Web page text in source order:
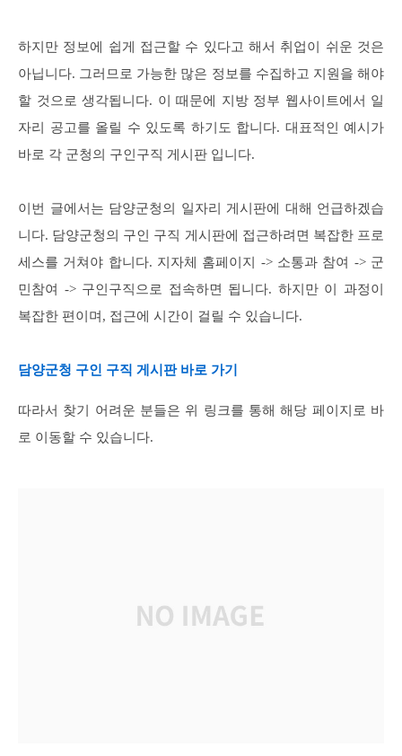
하지만 정보에 쉽게 접근할 수 있다고 해서 취업이 쉬운 것은
아닙니다. 그러므로 가능한 많은 정보를 수집하고 지원을 해야
할 것으로 생각됩니다. 이 때문에 지방 정부 웹사이트에서 일
자리 공고를 올릴 수 있도록 하기도 합니다. 대표적인 예시가
바로 각 군청의 구인구직 게시판 입니다.
이번 글에서는 담양군청의 일자리 게시판에 대해 언급하겠습
니다. 담양군청의 구인 구직 게시판에 접근하려면 복잡한 프로
세스를 거쳐야 합니다. 지자체 홈페이지 -> 소통과 참여 -> 군
민참여 -> 구인구직으로 접속하면 됩니다. 하지만 이 과정이
복잡한 편이며, 접근에 시간이 걸릴 수 있습니다.
담양군청 구인 구직 게시판 바로 가기
따라서 찾기 어려운 분들은 위 링크를 통해 해당 페이지로 바
로 이동할 수 있습니다.